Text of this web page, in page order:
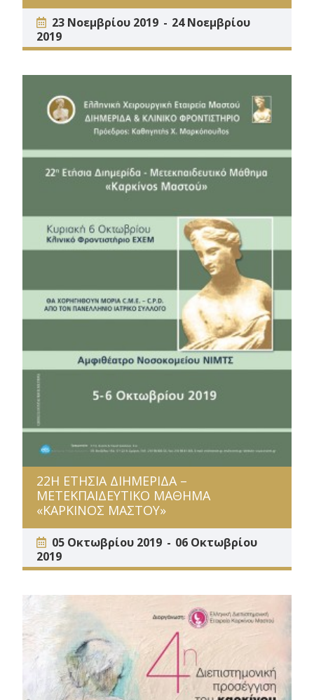
23 Νοεμβρίου 2019
24 Νοεμβρίου
2019
22Η ΕΤΗΣΙΑ ΔΙΗΜΕΡΙΔΑ –
ΜΕΤΕΚΠΑΙΔΕΥΤΙΚΟ ΜΑΘΗΜΑ
«ΚΑΡΚΙΝΟΣ ΜΑΣΤΟΥ»
05 Οκτωβρίου 2019
06 Οκτωβρίου
2019